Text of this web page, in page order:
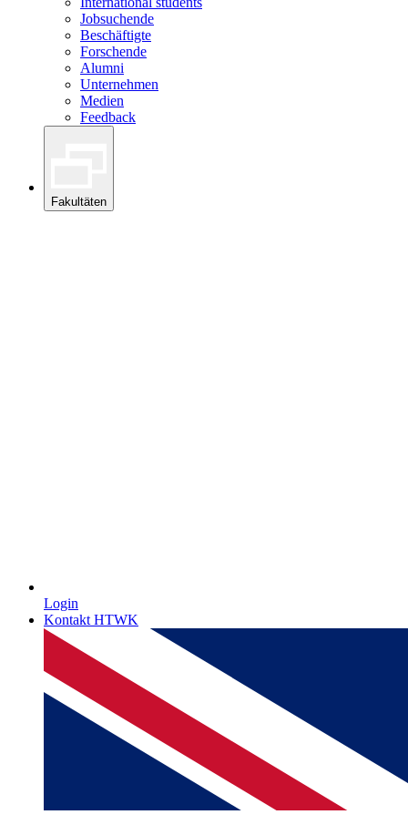
Jobsuchende
Beschäftigte
Forschende
Alumni
Unternehmen
Medien
Feedback
Fakultäten
Login
Kontakt HTWK